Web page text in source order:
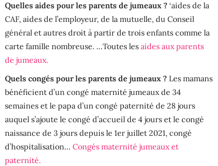
Quelles aides pour les parents de jumeaux ? ‘aides de la
CAF, aides de l’employeur, de la mutuelle, du Conseil
général et autres droit à partir de trois enfants comme la
carte famille nombreuse. …Toutes les aides aux parents
de jumeaux.
Quels congés pour les parents de jumeaux ? Les mamans
bénéficient d’un congé maternité jumeaux de 34
semaines et le papa d’un congé paternité de 28 jours
auquel s’ajoute le congé d’accueil de 4 jours et le congé
naissance de 3 jours depuis le 1er juillet 2021, congé
d’hospitalisation… Congés maternité jumeaux et
paternité.